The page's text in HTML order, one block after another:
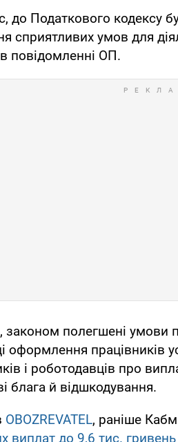
до Податкового кодексу
сприятливих умов для
повідомленні ОП.
законом полегшені умови
оформлення працівників
і роботодавців про
блага й відшкодування.
OBOZREVATEL, раніше
виплат до 9,6 тис. гривень